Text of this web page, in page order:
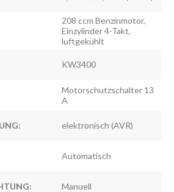
208 ccm Benzinmotor,
Einzylinder 4-Takt,
luftgekühlt
KW3400
Motorschutzschalter 13
A
elektronisch (AVR)
Automatisch
Manuell